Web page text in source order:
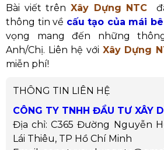
​​Bài viết trênXây Dựng NTC
thông tin về cấu tạo của mái
vọng mang đến những
Anh/Chị. Liên hệ với Xây Dựng
miễn phí!
THÔNG TIN LIÊN HỆ
CÔNG TY TNHH ĐẦU TƯ XÂY
Địa chỉ: C365 Đường Nguyễn
Lái Thiêu, TP Hồ Chí Minh